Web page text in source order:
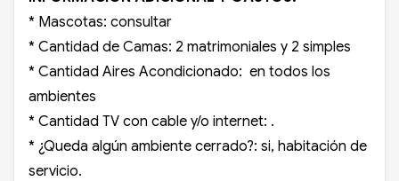
* Mascotas: consultar
* Cantidad de Camas: 2 matrimoniales y 2 simples
* Cantidad Aires Acondicionado: en todos los
ambientes
* Cantidad TV con cable y/o internet: .
* ¿Queda algún ambiente cerrado?: si, habitación de
servicio.